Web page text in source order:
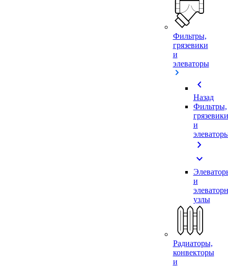
Фильтры,
грязевики
и
элеваторы
chevron_left
Назад
Фильтры,
грязевики
и
chevron_right
expand_more
и
узлы
Радиаторы,
конвекторы
и